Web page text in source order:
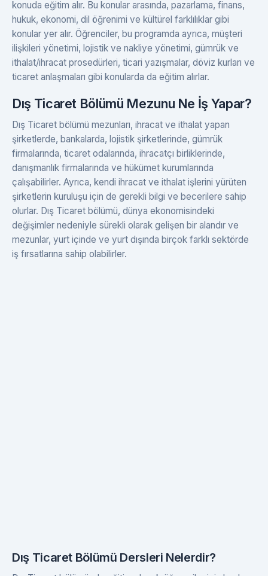
konuda eğitim alır. Bu konular arasında, pazarlama, finans,
hukuk, ekonomi, dil öğrenimi ve kültürel farklılıklar gibi
konular yer alır. Öğrenciler, bu programda ayrıca, müşteri
ilişkileri yönetimi, lojistik ve nakliye yönetimi, gümrük ve
ithalat/ihracat prosedürleri, ticari yazışmalar, döviz kurları ve
ticaret anlaşmaları gibi konularda da eğitim alırlar.
Dış Ticaret Bölümü Mezunu Ne İş Yapar?
Dış Ticaret bölümü mezunları, ihracat ve ithalat yapan
şirketlerde, bankalarda, lojistik şirketlerinde, gümrük
firmalarında, ticaret odalarında, ihracatçı birliklerinde,
danışmanlık firmalarında ve hükümet kurumlarında
çalışabilirler. Ayrıca, kendi ihracat ve ithalat işlerini yürüten
şirketlerin kuruluşu için de gerekli bilgi ve becerilere sahip
olurlar. Dış Ticaret bölümü, dünya ekonomisindeki
değişimler nedeniyle sürekli olarak gelişen bir alandır ve
mezunlar, yurt içinde ve yurt dışında birçok farklı sektörde
iş fırsatlarına sahip olabilirler.
Dış Ticaret Bölümü Dersleri Nelerdir?